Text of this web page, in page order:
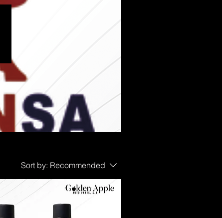
Sort by: Recommended